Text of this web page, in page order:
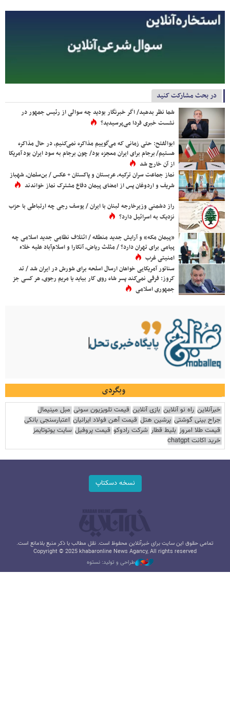
در بحث مشارکت کنید
شما نظر بدهید/ اگر خبرنگار بودید چه سوالی از رئیس جمهور در
نشست خبری فردا می‌پرسیدید؟
ابوالفتح: حتی زمانی که می‌گوییم مذاکره نمی‌کنیم، در حال مذاکره
هستیم/ برجام برای ایران معجزه بود/ چون برجام به سود ایران بود آمریکا
از آن خارج شد
نماز جماعت سران ترکیه، عربستان و پاکستان + عکس / بن‌سلمان، شهباز
شریف و اردوغان پس از امضای پیمان دفاع مشترک نماز خواندند
راز دشمنی وزیرخارجه لبنان با ایران / یوسف رجی چه ارتباطی با حزب
نزدیک به اسرائیل دارد؟
«پیمان مکه» و آرایش جدید منطقه / ائتلاف نظامی جدید اسلامی چه
پیامی برای تهران دارد؟ / مثلث ریاض، آنکارا و اسلام‌آباد علیه خلاء
امنیتی غرب
سناتور آمریکایی خواهان ارسال اسلحه برای شورش در ایران شد / تد
کروز: فرقی نمی‌کند پسر شاه روی کار بیاید یا مریم رجوی، هر کسی جز
جمهوری اسلامی
وبگردی
خبرآنلاین راه نو آنلاین بازی آنلاین قیمت تلویزیون سونی مبل مینیمال
جراح بینی گوشتی پرشین هتل قیمت آهن فولاد ایرانیان اعتبارسنجی بانکی
قیمت طلا امروز بلیط قطار شرکت رادوکو قیمت پروفیل سایت یوتوتایمز
خرید اکانت chatgpt
نسخه دسکتاپ
تمامی حقوق این سایت برای خبرآنلاین محفوظ است. نقل مطالب با ذکر منبع بلامانع است.
Copyright © 2025 khabaronline News Agancy, All rights reserved
طراحی و تولید: نستوه